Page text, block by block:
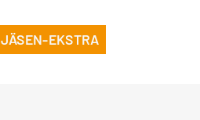
JÄSEN-EKSTRA